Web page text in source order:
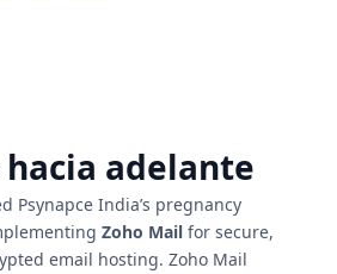
adelante
Psynapce India’s pregnancy
Zoho Mail for secure,
email hosting. Zoho Mail